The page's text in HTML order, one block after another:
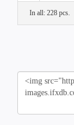
In all: 228 pcs.